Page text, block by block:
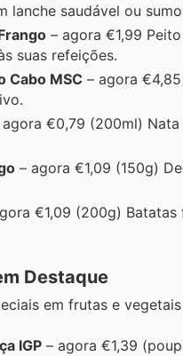
lanche saudável ou
– agora €1,99
suas refeições.
Cabo MSC – agora
agora €0,79 (200ml)
– agora €1,09 (150g)
€1,09 (200g)
Destaque
em frutas e
IGP – agora €1,39